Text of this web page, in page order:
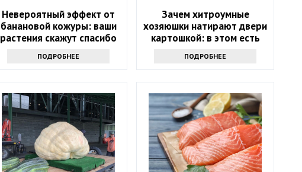
Невероятный эффект от
банановой кожуры: ваши
растения скажут спасибо
ПОДРОБНЕЕ
Зачем хитроумные
хозяюшки натирают двери
картошкой: в этом есть
ПОДРОБНЕЕ